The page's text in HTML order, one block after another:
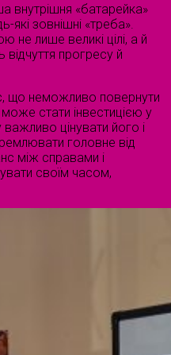
внутрішня «батарейка»
зовнішні «треба».
не лише великі цілі, а й
відчуття прогресу й
що неможливо повернути
стати інвестицією у
цінувати його і
головне від
між справами і
своїм часом,